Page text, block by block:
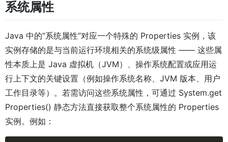
系统属性
Java 中的“系统属性”对应一个特殊的 Properties 实例，该
实例存储的是与当前运行环境相关的系统级属性 —— 这些属
性本质上是 Java 虚拟机（JVM）、操作系统配置或应用运
行上下文的关键设置（例如操作系统名称、JVM 版本、用户
工作目录等）。若需访问这些系统属性，可通过 System.get
Properties() 静态方法直接获取整个系统属性的 Properties
实例。例如：